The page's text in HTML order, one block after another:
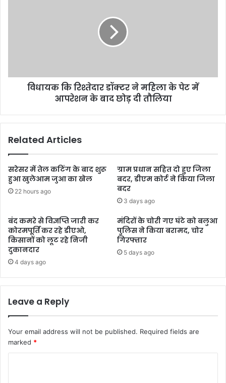
विधायक कि रिश्तेदार डॉक्टर ने महिला के पेट में
आपरेशन के बाद छोड़ दी तौलिया
Related Articles
सरेसर में तेल कटिंग के बाद शुरू
हुआ खुलेआम जुआ का खेल
22 hours ago
ग्राम प्रधान सहित दो हुए जिला
बदर, डीएम कोर्ट ने किया जिला
बदर
3 days ago
बंद कमरे से विज्ञप्ति जारी कर
कोरमपूर्ति कर रहे डीएओ,
किसानों को लूट रहे निजी
दुकानदार
4 days ago
मंदिरों के चोरी गए घंटे को बलुआ
पुलिस ने किया बरामद, चोर
गिरफ्तार
5 days ago
Leave a Reply
Your email address will not be published. Required fields are
marked *